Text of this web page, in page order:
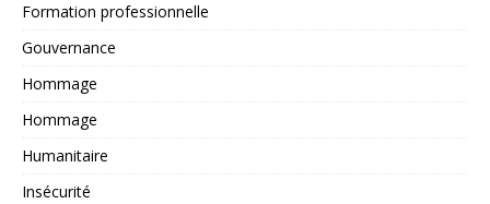
Formation professionnelle
Gouvernance
Hommage
Hommage
Humanitaire
Insécurité